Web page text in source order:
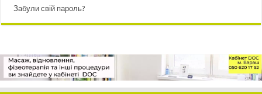
Забули свій пароль?